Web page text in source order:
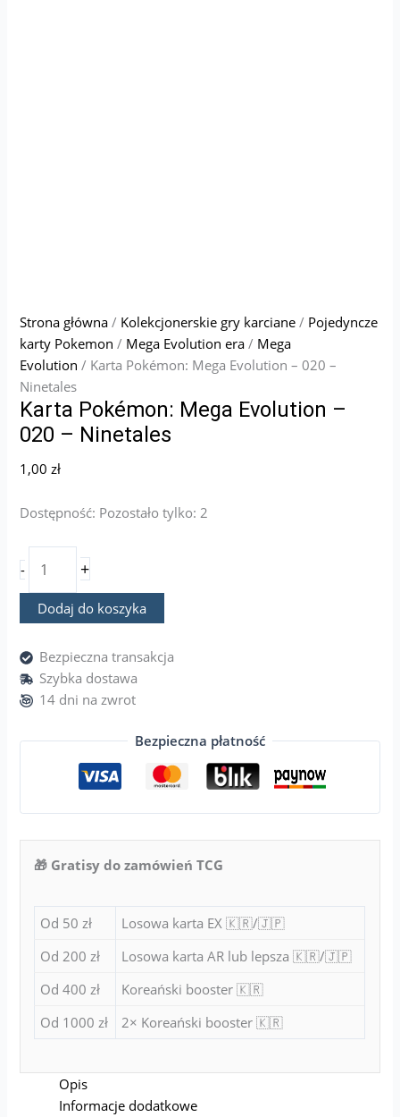
Strona główna / Kolekcjonerskie gry karciane / Pojedyncze
karty Pokemon / Mega Evolution era / Mega
Evolution / Karta Pokémon: Mega Evolution – 020 –
Ninetales
Karta Pokémon: Mega Evolution –
020 – Ninetales
1,00zł
Dostępność: Pozostało tylko: 2
- +
Dodaj do koszyka
Bezpieczna transakcja
Szybka dostawa
14 dni na zwrot
Bezpieczna płatność
🎁 Gratisy do zamówień TCG
Od 50 zł
Losowa karta EX 🇰🇷/🇯🇵
Od 200 zł
Losowa karta AR lub lepsza 🇰🇷/🇯🇵
Od 400 zł
Koreański booster 🇰🇷
Od 1000 zł
2× Koreański booster 🇰🇷
Opis
Informacje dodatkowe